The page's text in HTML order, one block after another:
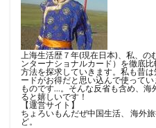
上海生活歴７年(現在日本)、私、の
ンターナショナルカード）を徹底
方法を探求していきます。私も昔
ードがお得だと思い込んで使って
ものです…。そんな反省も含め、海
ると嬉しいです！
【運営サイト】
ちょろいもんだぜ中国生活、 海外
ど。